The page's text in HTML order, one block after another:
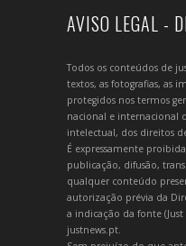
AVISO LEGAL -
Todos os conteúdos de
textos, as fotografias, as
protegidos nos termos
nacional e internacional
intelectual, dos direitos
É expressamente
publicação, difusão,
qualquer conteúdo
autorização prévia da
a indicação da fonte
justnews.pt.